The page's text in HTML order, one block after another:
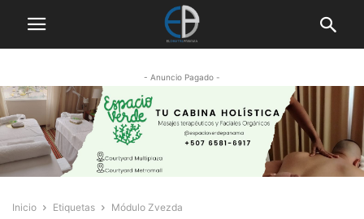
- Anuncio Pagado -
Inicio Etiquetas Módulo Zvezda